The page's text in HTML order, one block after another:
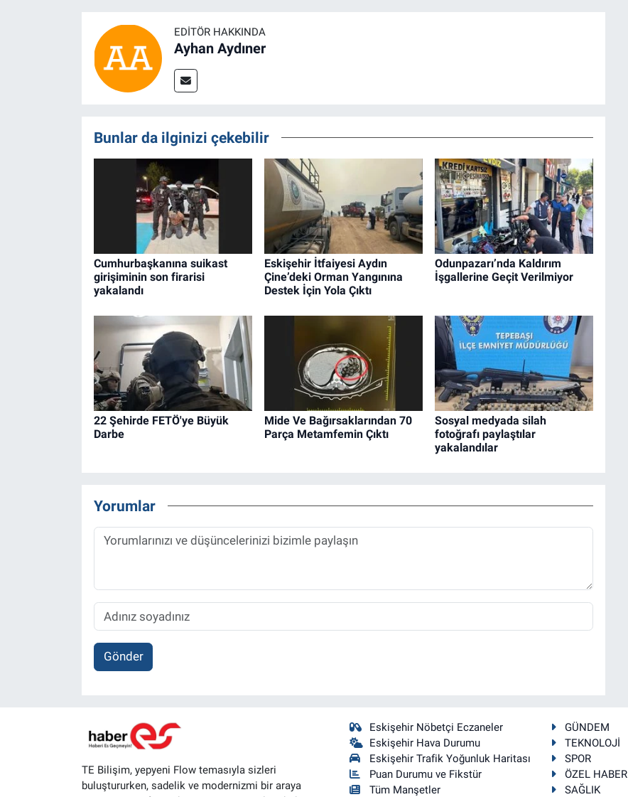
EDITÖR HAKKINDA
Ayhan Aydıner
Bunlar da ilginizi çekebilir
Cumhurbaşkanına suikast
girişiminin son firarisi
yakalandı
Eskişehir İtfaiyesi Aydın
Çine’deki Orman Yangınına
Destek İçin Yola Çıktı
Odunpazarı’nda Kaldırım
İşgallerine Geçit Verilmiyor
22 Şehirde FETÖ'ye Büyük
Darbe
Mide Ve Bağırsaklarından 70
Parça Metamfemin Çıktı
Sosyal medyada silah
fotoğrafı paylaştılar
yakalandılar
Yorumlar
Gönder
TE Bilişim, yepyeni Flow temasıyla sizleri
buluştururken, sadelik ve modernizmi bir araya
Eskişehir Nöbetçi Eczaneler
Eskişehir Hava Durumu
Eskişehir Trafik Yoğunluk Haritası
Puan Durumu ve Fikstür
Tüm Manşetler
GÜNDEM
TEKNOLOJİ
SPOR
ÖZEL HABER
SAĞLIK